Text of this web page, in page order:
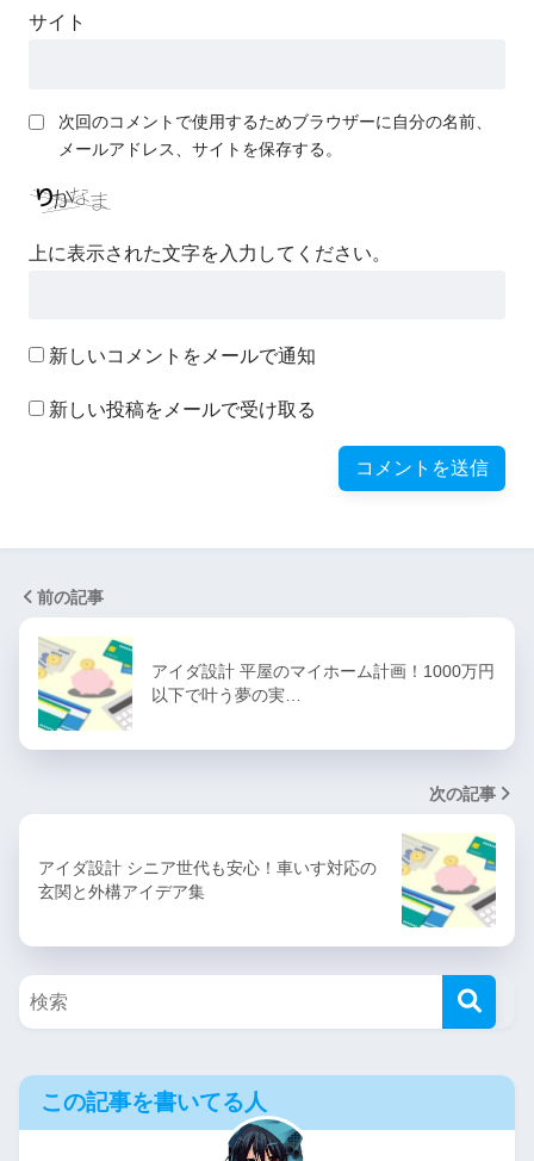
サイト
次回のコメントで使用するためブラウザーに自分の名前、
メールアドレス、サイトを保存する。
上に表示された文字を入力してください。
新しいコメントをメールで通知
新しい投稿をメールで受け取る
前の記事
アイダ設計 平屋のマイホーム計画！1000万円
以下で叶う夢の実…
次の記事
アイダ設計 シニア世代も安心！車いす対応の
玄関と外構アイデア集
この記事を書いてる人